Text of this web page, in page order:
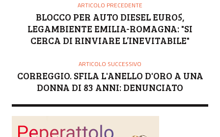
ARTICOLO PRECEDENTE
BLOCCO PER AUTO DIESEL EURO5,
LEGAMBIENTE EMILIA-ROMAGNA: "SI
CERCA DI RINVIARE L’INEVITABILE"
ARTICOLO SUCCESSIVO
CORREGGIO. SFILA L'ANELLO D'ORO A UNA
DONNA DI 83 ANNI: DENUNCIATO